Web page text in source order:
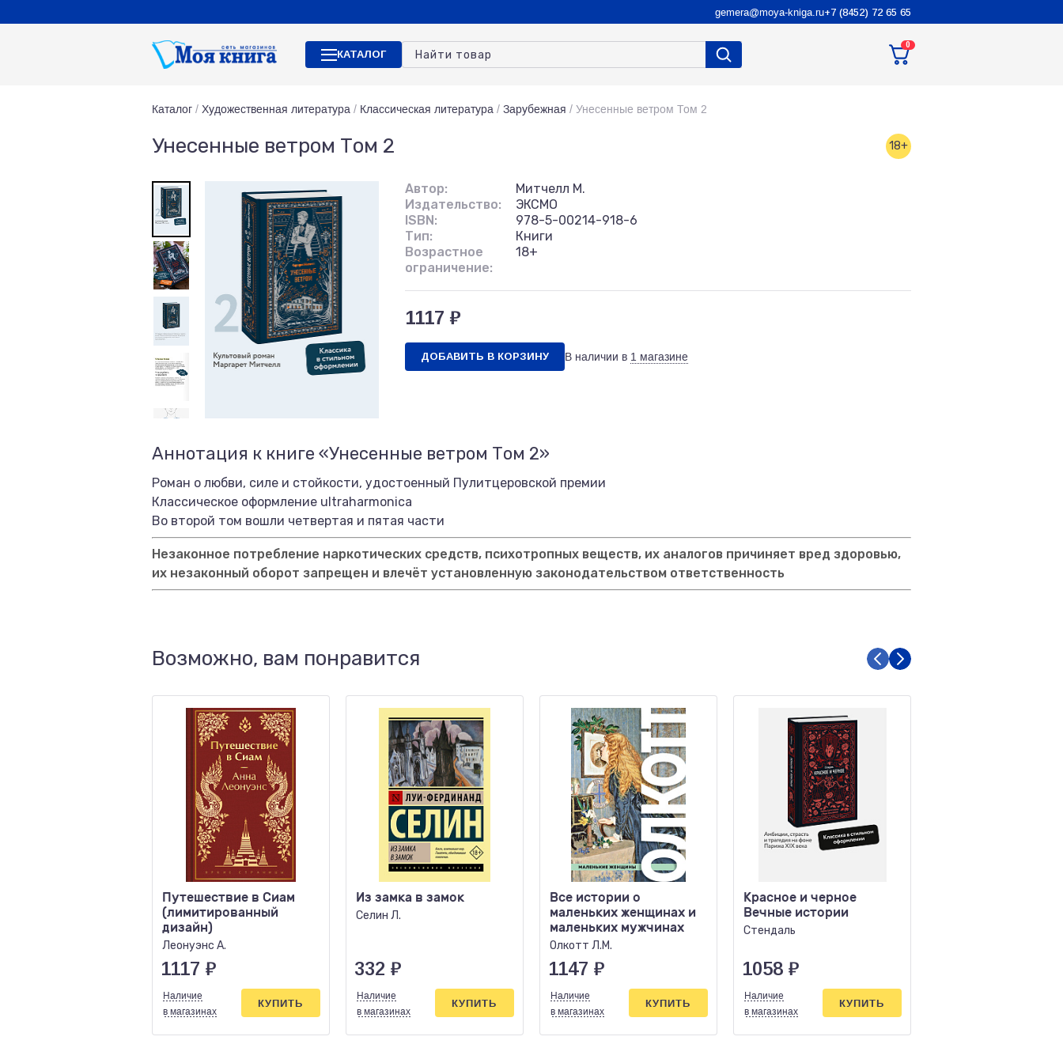
gemera@moya-kniga.ru+7 (8452) 72 65 65
КАТАЛОГ
0
Каталог / Художественная литература / Классическая литература / Зарубежная / Унесенные ветром Том 2
Унесенные ветром Том 2 18+
Автор:
Митчелл М.
Издательство:
ЭКСМО
ISBN:
978-5-00214-918-6
Тип:
Книги
Возрастное
ограничение:
18+
1117 ₽
ДОБАВИТЬ В КОРЗИНУ В наличии в 1 магазине
Аннотация к книге «Унесенные ветром Том 2»
Роман о любви, силе и стойкости, удостоенный Пулитцеровской премии
Классическое оформление ultraharmonica
Во второй том вошли четвертая и пятая части
Незаконное потребление наркотических средств, психотропных веществ, их аналогов причиняет вред здоровью,
их незаконный оборот запрещен и влечёт установленную законодательством ответственность
Возможно, вам понравится
Путешествие в Сиам
(лимитированный
дизайн)
Леонуэнс А.
1117 ₽
Наличие
в магазинах
КУПИТЬ
Из замка в замок
Селин Л.
332 ₽
Наличие
в магазинах
КУПИТЬ
Все истории о
маленьких женщинах и
маленьких мужчинах
Олкотт Л.М.
1147 ₽
Наличие
в магазинах
КУПИТЬ
Красное и черное
Вечные истории
Стендаль
1058 ₽
Наличие
в магазинах
КУПИТЬ